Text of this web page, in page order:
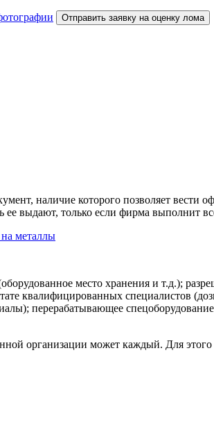
наличие которого позволяет
выдают, только если фирма выполнит
место хранения и т.д.);
квалифицированных специалистов
перерабатывающее
организации может каждый. Для